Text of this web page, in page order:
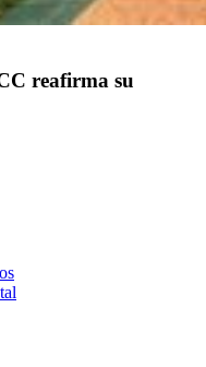
reafirma su